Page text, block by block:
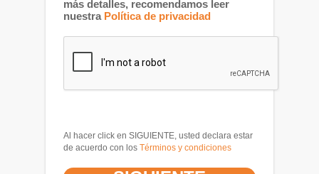
más detalles, recomendamos leer
nuestra Política de privacidad
Al hacer click en SIGUIENTE, usted declara estar
de acuerdo con los Términos y condiciones